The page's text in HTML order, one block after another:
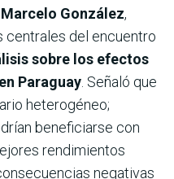
Marcelo González,
centrales del encuentro
sobre los efectos
Paraguay . Señaló que
heterogéneo;
beneficiarse con
rendimientos
negativas